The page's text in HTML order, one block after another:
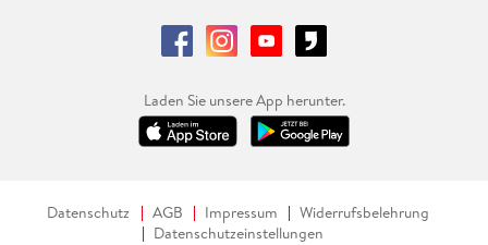
Laden Sie unsere App herunter.
Datenschutz AGB Impressum
Widerrufsbelehrung
Datenschutzeinstellungen